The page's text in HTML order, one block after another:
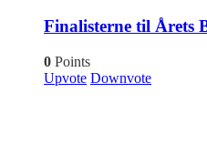
Finalisterne til Årets
0 Points
Upvote Downvote